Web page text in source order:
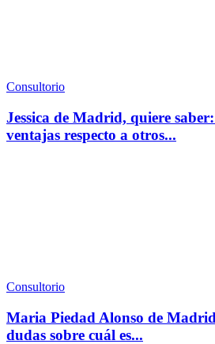
Consultorio
Jessica de Madrid, quiere
ventajas respecto a otros...
Consultorio
Maria Piedad Alonso de
dudas sobre cuál es...